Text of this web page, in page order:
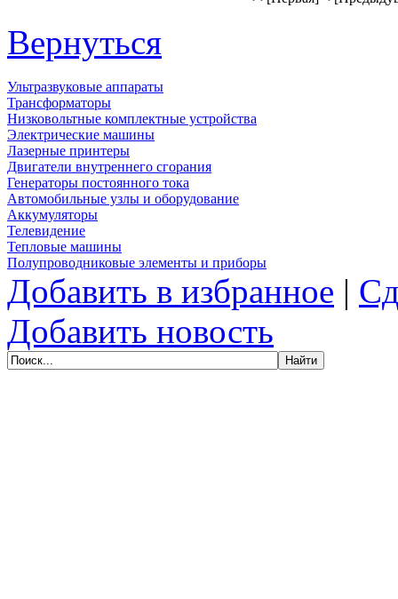
Вернуться
Ультразвуковые аппараты
Трансформаторы
Низковольтные комплектные устройства
Электрические машины
Лазерные принтеры
Двигатели внутреннего сгорания
Генераторы постоянного тока
Автомобильные узлы и оборудование
Аккумуляторы
Телевидение
Тепловые машины
Полупроводниковые элементы и приборы
Добавить в избранное |
Добавить новость